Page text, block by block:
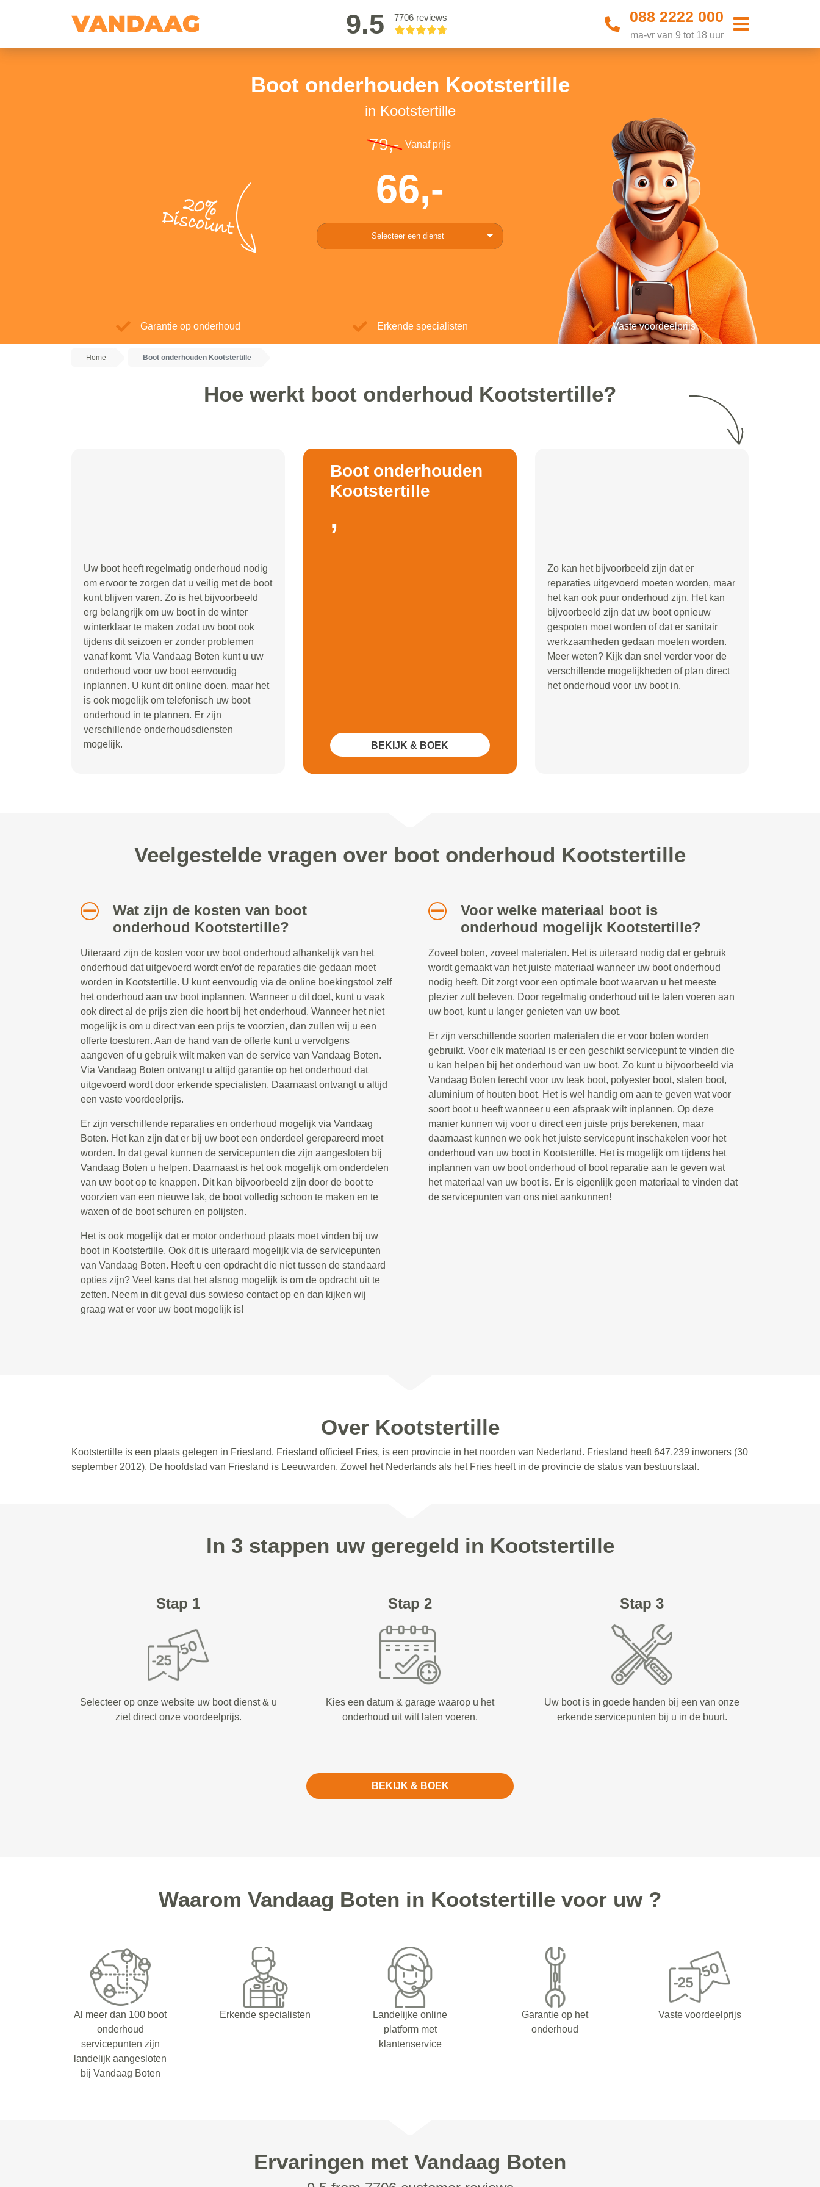
9.5 7706 reviews 088 2222 000
ma-vr van 9 tot 18 uur
Boot onderhouden Kootstertille
in Kootstertille
20%
Discount
79,- Vanaf prijs
66,-
Selecteer een dienst
Garantie op onderhoud Erkende specialisten Vaste voordeelprijs
Home Boot onderhouden Kootstertille
Hoe werkt boot onderhoud Kootstertille?
Uw boot heeft regelmatig onderhoud nodig
om ervoor te zorgen dat u veilig met de boot
kunt blijven varen. Zo is het bijvoorbeeld
erg belangrijk om uw boot in de winter
winterklaar te maken zodat uw boot ook
tijdens dit seizoen er zonder problemen
vanaf komt. Via Vandaag Boten kunt u uw
onderhoud voor uw boot eenvoudig
inplannen. U kunt dit online doen, maar het
is ook mogelijk om telefonisch uw boot
onderhoud in te plannen. Er zijn
verschillende onderhoudsdiensten
mogelijk.
Boot onderhouden
Kootstertille
,
BEKIJK & BOEK
Zo kan het bijvoorbeeld zijn dat er
reparaties uitgevoerd moeten worden, maar
het kan ook puur onderhoud zijn. Het kan
bijvoorbeeld zijn dat uw boot opnieuw
gespoten moet worden of dat er sanitair
werkzaamheden gedaan moeten worden.
Meer weten? Kijk dan snel verder voor de
verschillende mogelijkheden of plan direct
het onderhoud voor uw boot in.
Veelgestelde vragen over boot onderhoud Kootstertille
Wat zijn de kosten van boot
onderhoud Kootstertille?
Uiteraard zijn de kosten voor uw boot onderhoud afhankelijk van het
onderhoud dat uitgevoerd wordt en/of de reparaties die gedaan moet
worden in Kootstertille. U kunt eenvoudig via de online boekingstool zelf
het onderhoud aan uw boot inplannen. Wanneer u dit doet, kunt u vaak
ook direct al de prijs zien die hoort bij het onderhoud. Wanneer het niet
mogelijk is om u direct van een prijs te voorzien, dan zullen wij u een
offerte toesturen. Aan de hand van de offerte kunt u vervolgens
aangeven of u gebruik wilt maken van de service van Vandaag Boten.
Via Vandaag Boten ontvangt u altijd garantie op het onderhoud dat
uitgevoerd wordt door erkende specialisten. Daarnaast ontvangt u altijd
een vaste voordeelprijs.
Er zijn verschillende reparaties en onderhoud mogelijk via Vandaag
Boten. Het kan zijn dat er bij uw boot een onderdeel gerepareerd moet
worden. In dat geval kunnen de servicepunten die zijn aangesloten bij
Vandaag Boten u helpen. Daarnaast is het ook mogelijk om onderdelen
van uw boot op te knappen. Dit kan bijvoorbeeld zijn door de boot te
voorzien van een nieuwe lak, de boot volledig schoon te maken en te
waxen of de boot schuren en polijsten.
Het is ook mogelijk dat er motor onderhoud plaats moet vinden bij uw
boot in Kootstertille. Ook dit is uiteraard mogelijk via de servicepunten
van Vandaag Boten. Heeft u een opdracht die niet tussen de standaard
opties zijn? Veel kans dat het alsnog mogelijk is om de opdracht uit te
zetten. Neem in dit geval dus sowieso contact op en dan kijken wij
graag wat er voor uw boot mogelijk is!
Voor welke materiaal boot is
onderhoud mogelijk Kootstertille?
Zoveel boten, zoveel materialen. Het is uiteraard nodig dat er gebruik
wordt gemaakt van het juiste materiaal wanneer uw boot onderhoud
nodig heeft. Dit zorgt voor een optimale boot waarvan u het meeste
plezier zult beleven. Door regelmatig onderhoud uit te laten voeren aan
uw boot, kunt u langer genieten van uw boot.
Er zijn verschillende soorten materialen die er voor boten worden
gebruikt. Voor elk materiaal is er een geschikt servicepunt te vinden die
u kan helpen bij het onderhoud van uw boot. Zo kunt u bijvoorbeeld via
Vandaag Boten terecht voor uw teak boot, polyester boot, stalen boot,
aluminium of houten boot. Het is wel handig om aan te geven wat voor
soort boot u heeft wanneer u een afspraak wilt inplannen. Op deze
manier kunnen wij voor u direct een juiste prijs berekenen, maar
daarnaast kunnen we ook het juiste servicepunt inschakelen voor het
onderhoud van uw boot in Kootstertille. Het is mogelijk om tijdens het
inplannen van uw boot onderhoud of boot reparatie aan te geven wat
het materiaal van uw boot is. Er is eigenlijk geen materiaal te vinden dat
de servicepunten van ons niet aankunnen!
Over Kootstertille
Kootstertille is een plaats gelegen in Friesland. Friesland officieel Fries, is een provincie in het noorden van Nederland. Friesland heeft 647.239 inwoners (30
september 2012). De hoofdstad van Friesland is Leeuwarden. Zowel het Nederlands als het Fries heeft in de provincie de status van bestuurstaal.
In 3 stappen uw geregeld in Kootstertille
Stap 1
Selecteer op onze website uw boot dienst & u
ziet direct onze voordeelprijs.
Stap 2
Kies een datum & garage waarop u het
onderhoud uit wilt laten voeren.
Stap 3
Uw boot is in goede handen bij een van onze
erkende servicepunten bij u in de buurt.
BEKIJK & BOEK
Waarom Vandaag Boten in Kootstertille voor uw ?
Al meer dan 100 boot
onderhoud
servicepunten zijn
landelijk aangesloten
bij Vandaag Boten
Erkende specialisten
Landelijke online
platform met
klantenservice
Garantie op het
onderhoud
Vaste voordeelprijs
Ervaringen met Vandaag Boten